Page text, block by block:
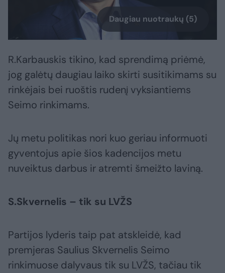
Daugiau nuotraukų (5)
R.Karbauskis tikino, kad sprendimą priėmė,
jog galėtų daugiau laiko skirti susitikimams su
rinkėjais bei ruoštis rudenį vyksiantiems
Seimo rinkimams.
Jų metu politikas nori kuo geriau informuoti
gyventojus apie šios kadencijos metu
nuveiktus darbus ir atremti šmeižto laviną.
S.Skvernelis – tik su LVŽS
Partijos lyderis taip pat atskleidė, kad
premjeras Saulius Skvernelis Seimo
rinkimuose dalyvaus tik su LVŽS, tačiau tik